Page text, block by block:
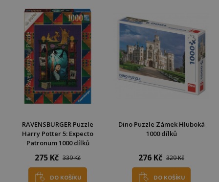
RAVENSBURGER Puzzle
Harry Potter 5: Expecto
Patronum 1000 dílků
275 Kč 339 Kč
DO KOŠÍKU
Dino Puzzle Zámek Hluboká
1000 dílků
276 Kč 329 Kč
DO KOŠÍKU